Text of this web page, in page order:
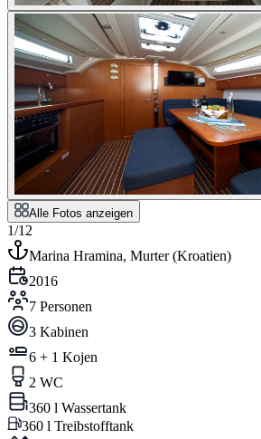
Alle Fotos anzeigen
1/12
Marina Hramina, Murter(Kroatien)
2016
7 Personen
3 Kabinen
6 + 1 Kojen
2 WC
360 l Wassertank
360 l Treibstofftank